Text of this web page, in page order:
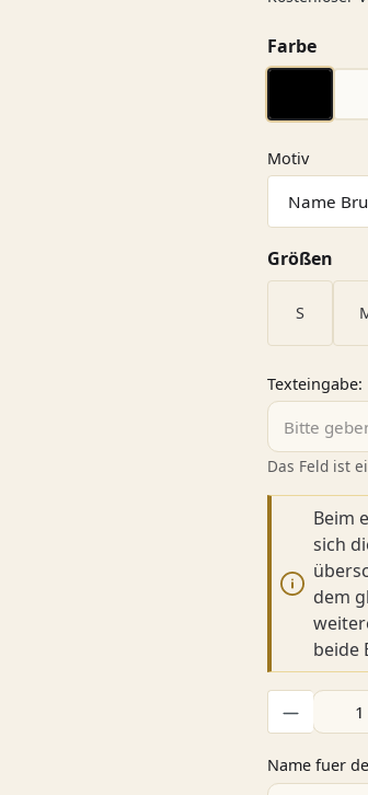
Farbe
Motiv
Größen
S
Texteingabe:
Das Feld ist
Beim
sich
dem
beide
Produkt
Name fuer